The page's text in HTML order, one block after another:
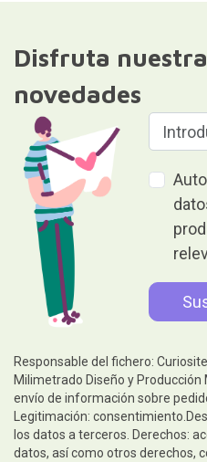
Disfruta
novedades
Responsable del fichero:
Milimetrado Diseño y Producción
envío de información sobre
Legitimación:
los datos a terceros. Derechos:
datos, así como otros derechos,